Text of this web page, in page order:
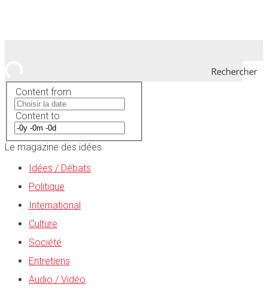
Rechercher
Content from
Content to
Le magazine des idées
Idées / Débats
Politique
International
Culture
Société
Entretiens
Audio / Vidéo